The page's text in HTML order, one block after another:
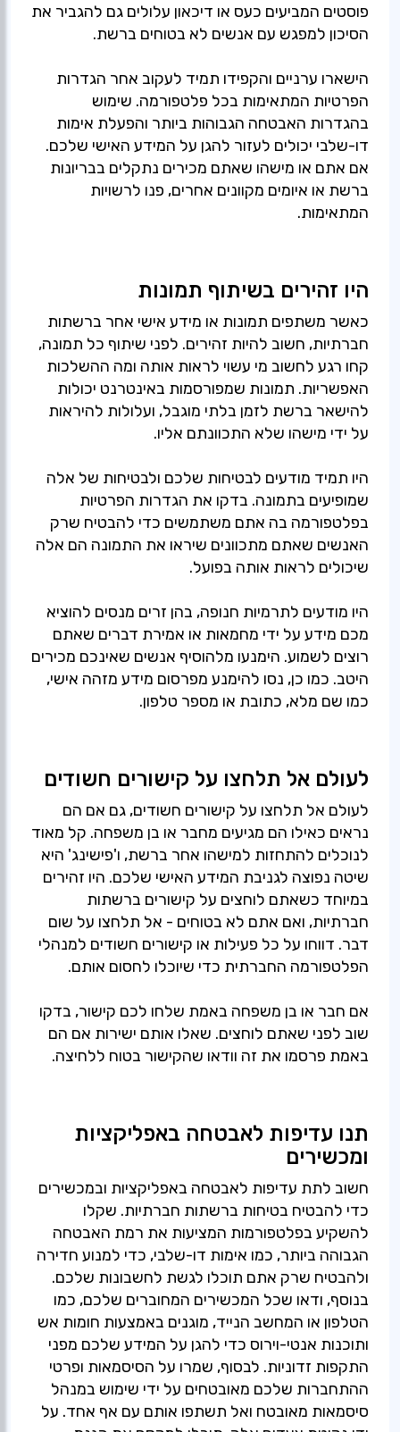
פוסטים המביעים כעס או דיכאון עלולים גם להגביר את
הסיכון למפגש עם אנשים לא בטוחים ברשת.
הישארו ערניים והקפידו תמיד לעקוב אחר הגדרות
הפרטיות המתאימות בכל פלטפורמה. שימוש
בהגדרות האבטחה הגבוהות ביותר והפעלת אימות
דו-שלבי יכולים לעזור להגן על המידע האישי שלכם.
אם אתם או מישהו שאתם מכירים נתקלים בבריונות
ברשת או איומים מקוונים אחרים, פנו לרשויות
המתאימות.
היו זהירים בשיתוף תמונות
כאשר משתפים תמונות או מידע אישי אחר ברשתות
חברתיות, חשוב להיות זהירים. לפני שיתוף כל תמונה,
קחו רגע לחשוב מי עשוי לראות אותה ומה ההשלכות
האפשריות. תמונות שמפורסמות באינטרנט יכולות
להישאר ברשת לזמן בלתי מוגבל, ועלולות להיראות
על ידי מישהו שלא התכוונתם אליו.
היו תמיד מודעים לבטיחות שלכם ולבטיחות של אלה
שמופיעים בתמונה. בדקו את הגדרות הפרטיות
בפלטפורמה בה אתם משתמשים כדי להבטיח שרק
האנשים שאתם מתכוונים שיראו את התמונה הם אלה
שיכולים לראות אותה בפועל.
היו מודעים לתרמיות חנופה, בהן זרים מנסים להוציא
מכם מידע על ידי מחמאות או אמירת דברים שאתם
רוצים לשמוע. הימנעו מלהוסיף אנשים שאינכם מכירים
היטב. כמו כן, נסו להימנע מפרסום מידע מזהה אישי,
כמו שם מלא, כתובת או מספר טלפון.
לעולם אל תלחצו על קישורים חשודים
לעולם אל תלחצו על קישורים חשודים, גם אם הם
נראים כאילו הם מגיעים מחבר או בן משפחה. קל מאוד
לנוכלים להתחזות למישהו אחר ברשת, ו'פישינג' היא
שיטה נפוצה לגניבת המידע האישי שלכם. היו זהירים
במיוחד כשאתם לוחצים על קישורים ברשתות
חברתיות, ואם אתם לא בטוחים - אל תלחצו על שום
דבר. דווחו על כל פעילות או קישורים חשודים למנהלי
הפלטפורמה החברתית כדי שיוכלו לחסום אותם.
אם חבר או בן משפחה באמת שלחו לכם קישור, בדקו
שוב לפני שאתם לוחצים. שאלו אותם ישירות אם הם
באמת פרסמו את זה וודאו שהקישור בטוח ללחיצה.
תנו עדיפות לאבטחה באפליקציות
ומכשירים
חשוב לתת עדיפות לאבטחה באפליקציות ובמכשירים
כדי להבטיח בטיחות ברשתות חברתיות. שקלו
להשקיע בפלטפורמות המציעות את רמת האבטחה
הגבוהה ביותר, כמו אימות דו-שלבי, כדי למנוע חדירה
ולהבטיח שרק אתם תוכלו לגשת לחשבונות שלכם.
בנוסף, ודאו שכל המכשירים המחוברים שלכם, כמו
הטלפון או המחשב הנייד, מוגנים באמצעות חומות אש
ותוכנות אנטי-וירוס כדי להגן על המידע שלכם מפני
התקפות זדוניות. לבסוף, שמרו על הסיסמאות ופרטי
ההתחברות שלכם מאובטחים על ידי שימוש במנהל
סיסמאות מאובטח ואל תשתפו אותם עם אף אחד. על